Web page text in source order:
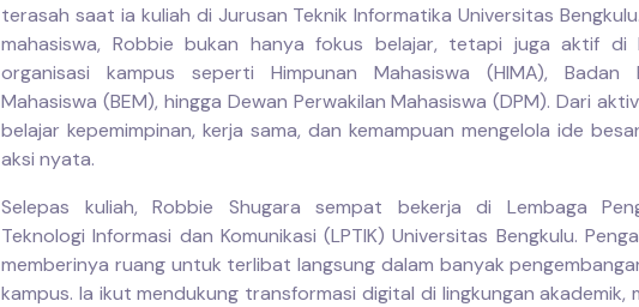
terasah saat ia kuliah di Jurusan Teknik Informatika Universitas
mahasiswa, Robbie bukan hanya fokus belajar, tetapi juga aktif di
organisasi kampus seperti Himpunan Mahasiswa (HIMA), Badan
Mahasiswa (BEM), hingga Dewan Perwakilan Mahasiswa (DPM). Dari
belajar kepemimpinan, kerja sama, dan kemampuan mengelola ide
aksi nyata.
Selepas kuliah, Robbie Shugara sempat bekerja di Lembaga
Teknologi Informasi dan Komunikasi (LPTIK) Universitas Bengkulu.
memberinya ruang untuk terlibat langsung dalam banyak
kampus. Ia ikut mendukung transformasi digital di lingkungan akademik,